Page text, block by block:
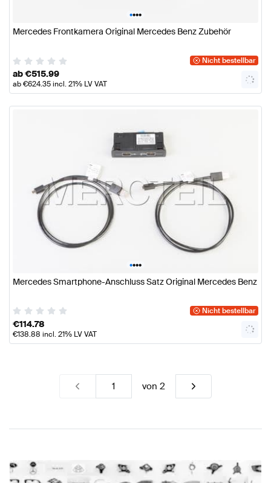
••••
Mercedes Frontkamera Original Mercedes Benz Zubehör
Nicht bestellbar
ab€515.99
ab€624.35incl. 21% LV VAT
••••
Mercedes Smartphone-Anschluss Satz Original Mercedes Benz
Nicht bestellbar
€114.78
€138.88 incl. 21% LV VAT
von 2